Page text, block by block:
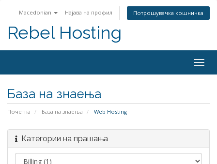
Macedonian Најава на профил Потрошувачка кошничка
Rebel Hosting
База на знаења
Почетна База на знаења Web Hosting
Категории на прашања